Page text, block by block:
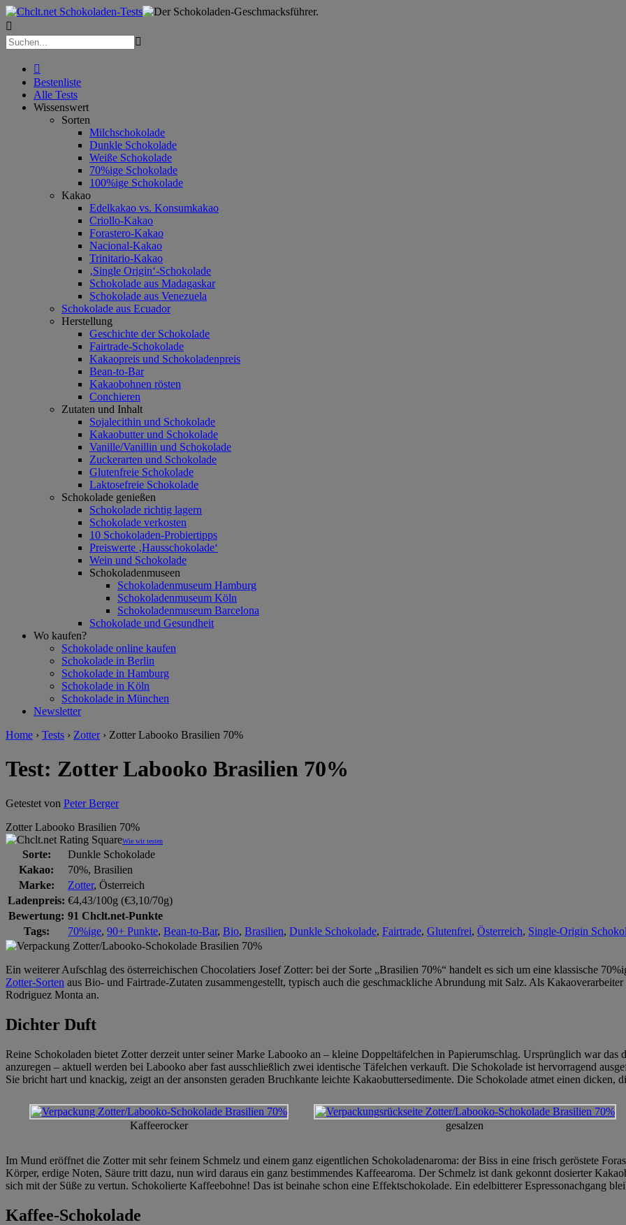



Bestenliste
Alle Tests
Wissenswert
Sorten
Milchschokolade
Dunkle Schokolade
Weiße Schokolade
70%ige Schokolade
100%ige Schokolade
Kakao
Edelkakao vs. Konsumkakao
Criollo-Kakao
Forastero-Kakao
Nacional-Kakao
Trinitario-Kakao
‚Single Origin‘-Schokolade
Schokolade aus Madagaskar
Schokolade aus Venezuela
Schokolade aus Ecuador
Herstellung
Geschichte der Schokolade
Fairtrade-Schokolade
Kakaopreis und Schokoladenpreis
Bean-to-Bar
Kakaobohnen rösten
Conchieren
Zutaten und Inhalt
Sojalecithin und Schokolade
Kakaobutter und Schokolade
Vanille/Vanillin und Schokolade
Zuckerarten und Schokolade
Glutenfreie Schokolade
Laktosefreie Schokolade
Schokolade genießen
Schokolade richtig lagern
Schokolade verkosten
10 Schokoladen-Probiertipps
Preiswerte ‚Hausschokolade‘
Wein und Schokolade
Schokoladenmuseen
Schokoladenmuseum Hamburg
Schokoladenmuseum Köln
Schokoladenmuseum Barcelona
Schokolade und Gesundheit
Wo kaufen?
Schokolade online kaufen
Schokolade in Berlin
Schokolade in Hamburg
Schokolade in Köln
Schokolade in München
Newsletter
Home › Tests › Zotter › Zotter Labooko Brasilien 70%
Test: Zotter Labooko Brasilien 70%
Getestet von Peter Berger
Zotter Labooko Brasilien 70%
Wie wir testen
Sorte:
Dunkle Schokolade
Kakao:
70%, Brasilien
Marke:
Zotter, Österreich
Ladenpreis: €4,43/100g (€3,10/70g)
Bewertung: 91 Chclt.net-Punkte
Tags:
70%ige, 90+ Punkte, Bean-to-Bar, Bio, Brasilien, Dunkle Schokolade, Fairtrade, Glutenfrei, Österreich, Single-Origin
Ein weiterer Aufschlag des österreichischen Chocolatiers Josef Zotter: bei der Sorte „Brasilien 70%“ handelt es sich um eine klassische
Zotter-Sorten aus Bio- und Fairtrade-Zutaten zusammengestellt, typisch auch die geschmackliche Abrundung mit Salz. Als
Rodriguez Monta an.
Dichter Duft
Reine Schokoladen bietet Zotter derzeit unter seiner Marke Labooko an – kleine Doppeltäfelchen in Papierumschlag. Ursprünglich war das
anzuregen – aktuell werden bei Labooko aber fast ausschließlich zwei identische Täfelchen verkauft. Die Schokolade ist hervorragend
Sie bricht hart und knackig, zeigt an der ansonsten geraden Bruchkante leichte Kakaobuttersedimente. Die Schokolade atmet einen dicken,
Kaffeerocker gesalzen
Im Mund eröffnet die Zotter mit sehr feinem Schmelz und einem ganz eigentlichen Schokoladenaroma: der Biss in eine frisch geröstete
Körper, erdige Noten, Säure tritt dazu, nun wird daraus ein ganz bestimmendes Kaffeearoma. Der Schmelz ist dank gekonnt dosierter
sich mit der Süße zu vertun. Schokolierte Kaffeebohne! Das ist beinahe schon eine Effektschokolade. Ein edelbitterer Espressonachgang
Kaffee-Schokolade